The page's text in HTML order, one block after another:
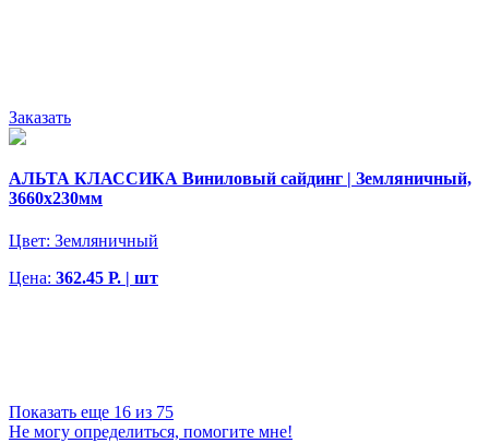
Заказать
АЛЬТА КЛАССИКА Виниловый сайдинг | Земляничный,
3660х230мм
Цвет: Земляничный
Цена: 362.45 Р. | шт
Показать еще 16 из 75
Не могу определиться, помогите мне!